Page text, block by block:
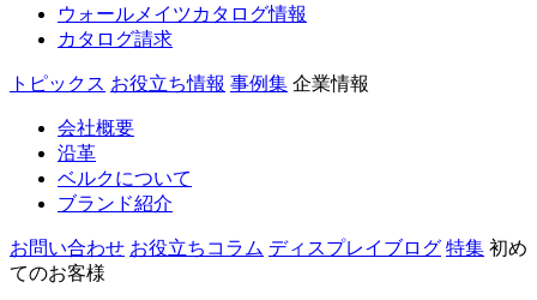
ウォールメイツカタログ情報
カタログ請求
トピックス お役立ち情報 事例集 企業情報
会社概要
沿革
ベルクについて
ブランド紹介
お問い合わせ お役立ちコラム ディスプレイブログ 特集 初め
てのお客様